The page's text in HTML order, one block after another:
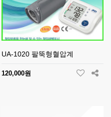
UA-1020 팔뚝형혈압계
120,000원